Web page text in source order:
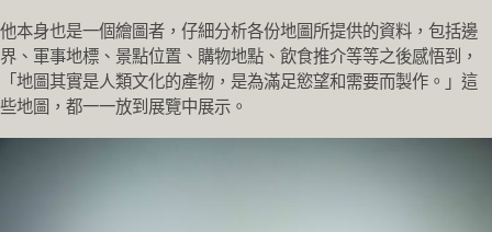
他本身也是一個繪圖者，仔細分析各份地圖所提供的資料，包括邊
界、軍事地標、景點位置、購物地點、飲食推介等等之後感悟到，
「地圖其實是人類文化的產物，是為滿足慾望和需要而製作。」這
些地圖，都一一放到展覽中展示。